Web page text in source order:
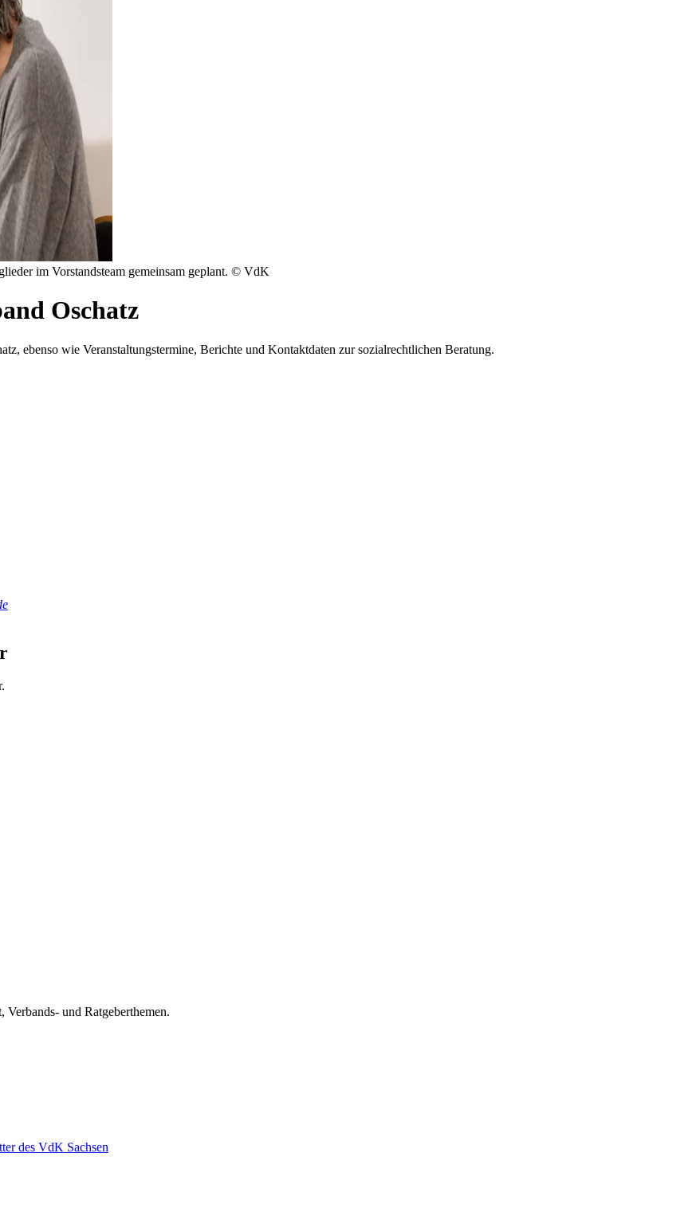
im Vorstandsteam gemeinsam geplant. © VdK
Oschatz
ebenso wie Veranstaltungstermine, Berichte und Kontaktdaten zur sozialrechtlichen Beratung.
und Ratgeberthemen.
des VdK Sachsen